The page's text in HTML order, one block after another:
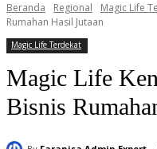
Beranda Regional Magic Life
Rumahan Hasil Jutaan
Magic Life Terdekat
Magic Life
Bisnis